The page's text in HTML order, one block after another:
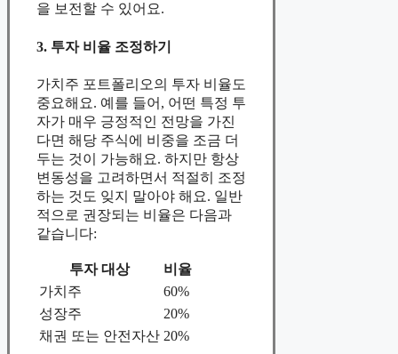
을 보전할 수 있어요.
3. 투자 비율 조정하기
가치주 포트폴리오의 투자 비율도
중요해요. 예를 들어, 어떤 특정 투
자가 매우 긍정적인 전망을 가진
다면 해당 주식에 비중을 조금 더
두는 것이 가능해요. 하지만 항상
변동성을 고려하면서 적절히 조정
하는 것도 잊지 말아야 해요. 일반
적으로 권장되는 비율은 다음과
같습니다:
투자 대상
비율
가치주
60%
성장주
20%
채권 또는 안전자산 20%